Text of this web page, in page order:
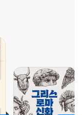
케스티스·안티고네·페
·암피온·리노스·타미리
키스와 갈라테이아
는 이야기 솜씨가 뛰